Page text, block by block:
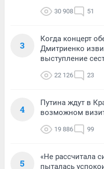
30 908 51
3
Когда концерт
Дмитриенко
выступление
22 126 23
4
Путина ждут в
возможном
19 886 99
5
«Не рассчитала
пыталась